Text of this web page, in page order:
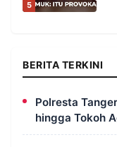
5
BERITA TERKINI
Polresta
hingga Tokoh